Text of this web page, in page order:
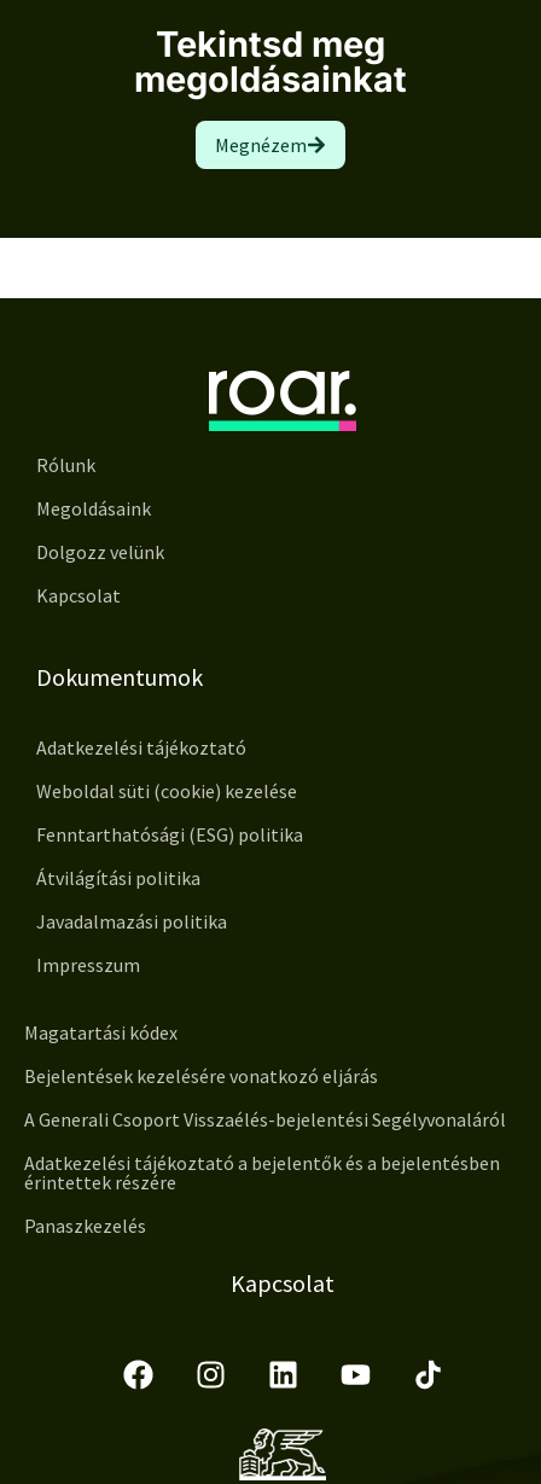
Tekintsd meg
megoldásainkat
Megnézem
Rólunk
Megoldásaink
Dolgozz velünk
Kapcsolat
Dokumentumok
Adatkezelési tájékoztató
Weboldal süti (cookie) kezelése
Fenntarthatósági (ESG) politika
Átvilágítási politika
Javadalmazási politika
Impresszum
Magatartási kódex
Bejelentések kezelésére vonatkozó eljárás
A Generali Csoport Visszaélés-bejelentési Segélyvonaláról
Adatkezelési tájékoztató a bejelentők és a bejelentésben
érintettek részére
Panaszkezelés
Kapcsolat